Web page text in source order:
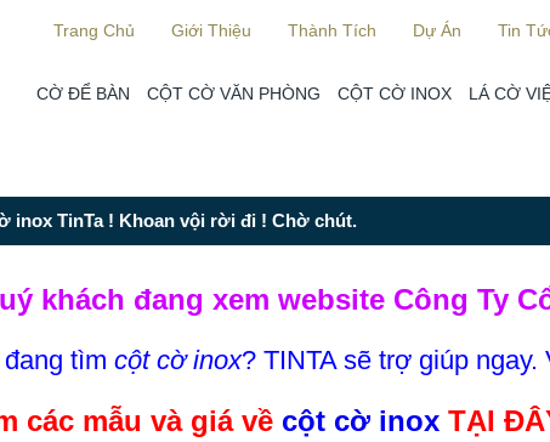
Trang Chủ Giới Thiệu Thành Tích Dự Án Tin
CỜ ĐỂ BÀN CỘT CỜ VĂN PHÒNG CỘT CỜ INOX LÁ CỜ
inox TinTa ! Khoan vội rời đi ! Chờ chút.
khách đang xem website Công Ty
tìm cột cờ inox? TINTA sẽ trợ giúp
các mẫu và giá về cột cờ inoxTẠI